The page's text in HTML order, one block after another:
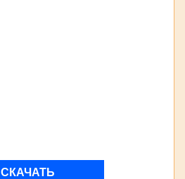
СКАЧАТЬ